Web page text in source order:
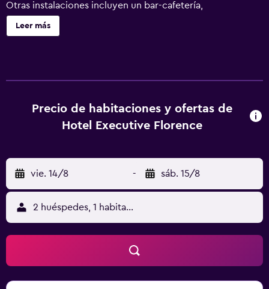
Otras instalaciones incluyen un bar-cafetería,
aparcamiento con asistencia y café o té en las zonas
comunes. Hotel Executive Florence ofrece 48
equipados con ducha, albornoces, zapatillas y bidé. Los
huéspedes pueden navegar por la web gracias a nuestro
habitaciones también incluyen secador de pelo y artículos
de higiene personal gratuitos. Se ofrece servicio nocturno
de descubierta y servicio de limpieza todos los días. Los
servicios de ocio y esparcimiento en este hotel incluyen
gimnasio. Se pueden practicar las actividades de ocio y
esparcimiento que se indican más abajo en las
instalaciones o cerca del alojamiento (es posible que se
aplique un recargo).
Leer más
Precio de habitaciones y ofertas de
Hotel Executive Florence
vie. 14/8 - sáb. 15/8
2 huéspedes, 1 habitación